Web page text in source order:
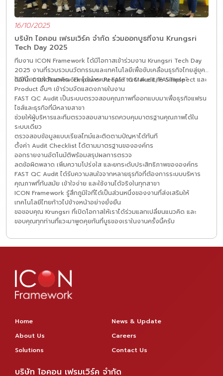
16/10/2025
บริษัท ไอคอน เฟรมเวิร์ค จำกัด ร่วมออกบูธที่งาน Krungsri
Tech Day 2025
ทีมงาน ICON Framework ได้มีโอกาสเข้าร่วมงาน Krungsri Tech Day
2025 งานที่รวบรวมนวัตกรรมและเทคโนโลยีเพื่อขับเคลื่อนธุรกิจไทยสู่ยุค
ดิจิทัล ภายใต้แนวคิด “Empower People to Make Life Simple”
ในปีนี้ ICON Framework ได้นำระบบ FAST QC Audit, FASTInspect และ
Product อื่นๆ เข้าร่วมจัดแสดงภายในงาน
FAST QC Audit เป็นระบบตรวจสอบคุณภาพที่ออกแบบมาเพื่อธุรกิจแฟรน
ไชส์และธุรกิจที่มีหลายสาขา
ช่วยให้ผู้บริหารและทีมตรวจสอบสามารถควบคุมมาตรฐานคุณภาพได้ใน
ระบบเดียว
ตรวจสอบข้อมูลแบบเรียลไทม์และติดตามปัญหาได้ทันที
ตั้งค่า Audit Checklist ได้ตามมาตรฐานขององค์กร
ออกรายงานอัตโนมัติพร้อมสรุปผลการตรวจ
ลดข้อผิดพลาด เพิ่มความโปร่งใส และยกระดับประสิทธิภาพขององค์กร
FAST QC Audit ได้รับความสนใจจากหลายธุรกิจที่ต้องการระบบบริหาร
คุณภาพที่ทันสมัย เข้าใจง่าย และใช้งานได้จริงในทุกสาขา
ICON Framework รู้สึกภูมิใจที่ได้เป็นส่วนหนึ่งของงานที่ส่งเสริมให้
เทคโนโลยีไทยก้าวไปข้างหน้าอย่างยั่งยืน
ขอขอบคุณ Krungsri ที่เปิดโอกาสให้เราได้ร่วมแลกเปลี่ยนแนวคิด และ
ขอบคุณทุกท่านที่แวะมาพูดคุยกันที่บูธของเราในงานครั้งนี้ครับ
บริษัท ไอคอน เฟรมเวิร์ค จำกัด
Home
News & Update
About Us
Careers
Solutions
Contact Us